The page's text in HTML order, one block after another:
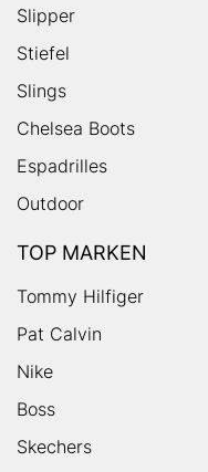
Slipper
Stiefel
Slings
Chelsea Boots
Espadrilles
Outdoor
TOP MARKEN
Tommy Hilfiger
Pat Calvin
Nike
Boss
Skechers